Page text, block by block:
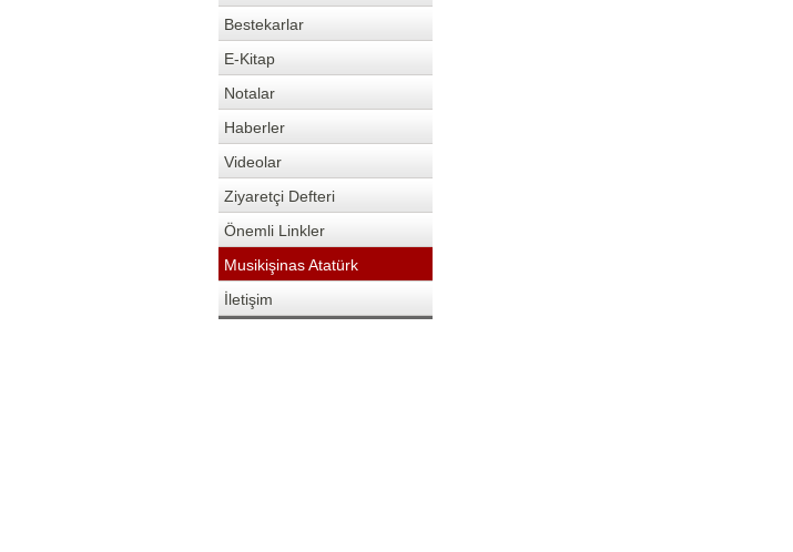
Bestekarlar
E-Kitap
Notalar
Haberler
Videolar
Ziyaretçi Defteri
Önemli Linkler
Musikişinas Atatürk
İletişim